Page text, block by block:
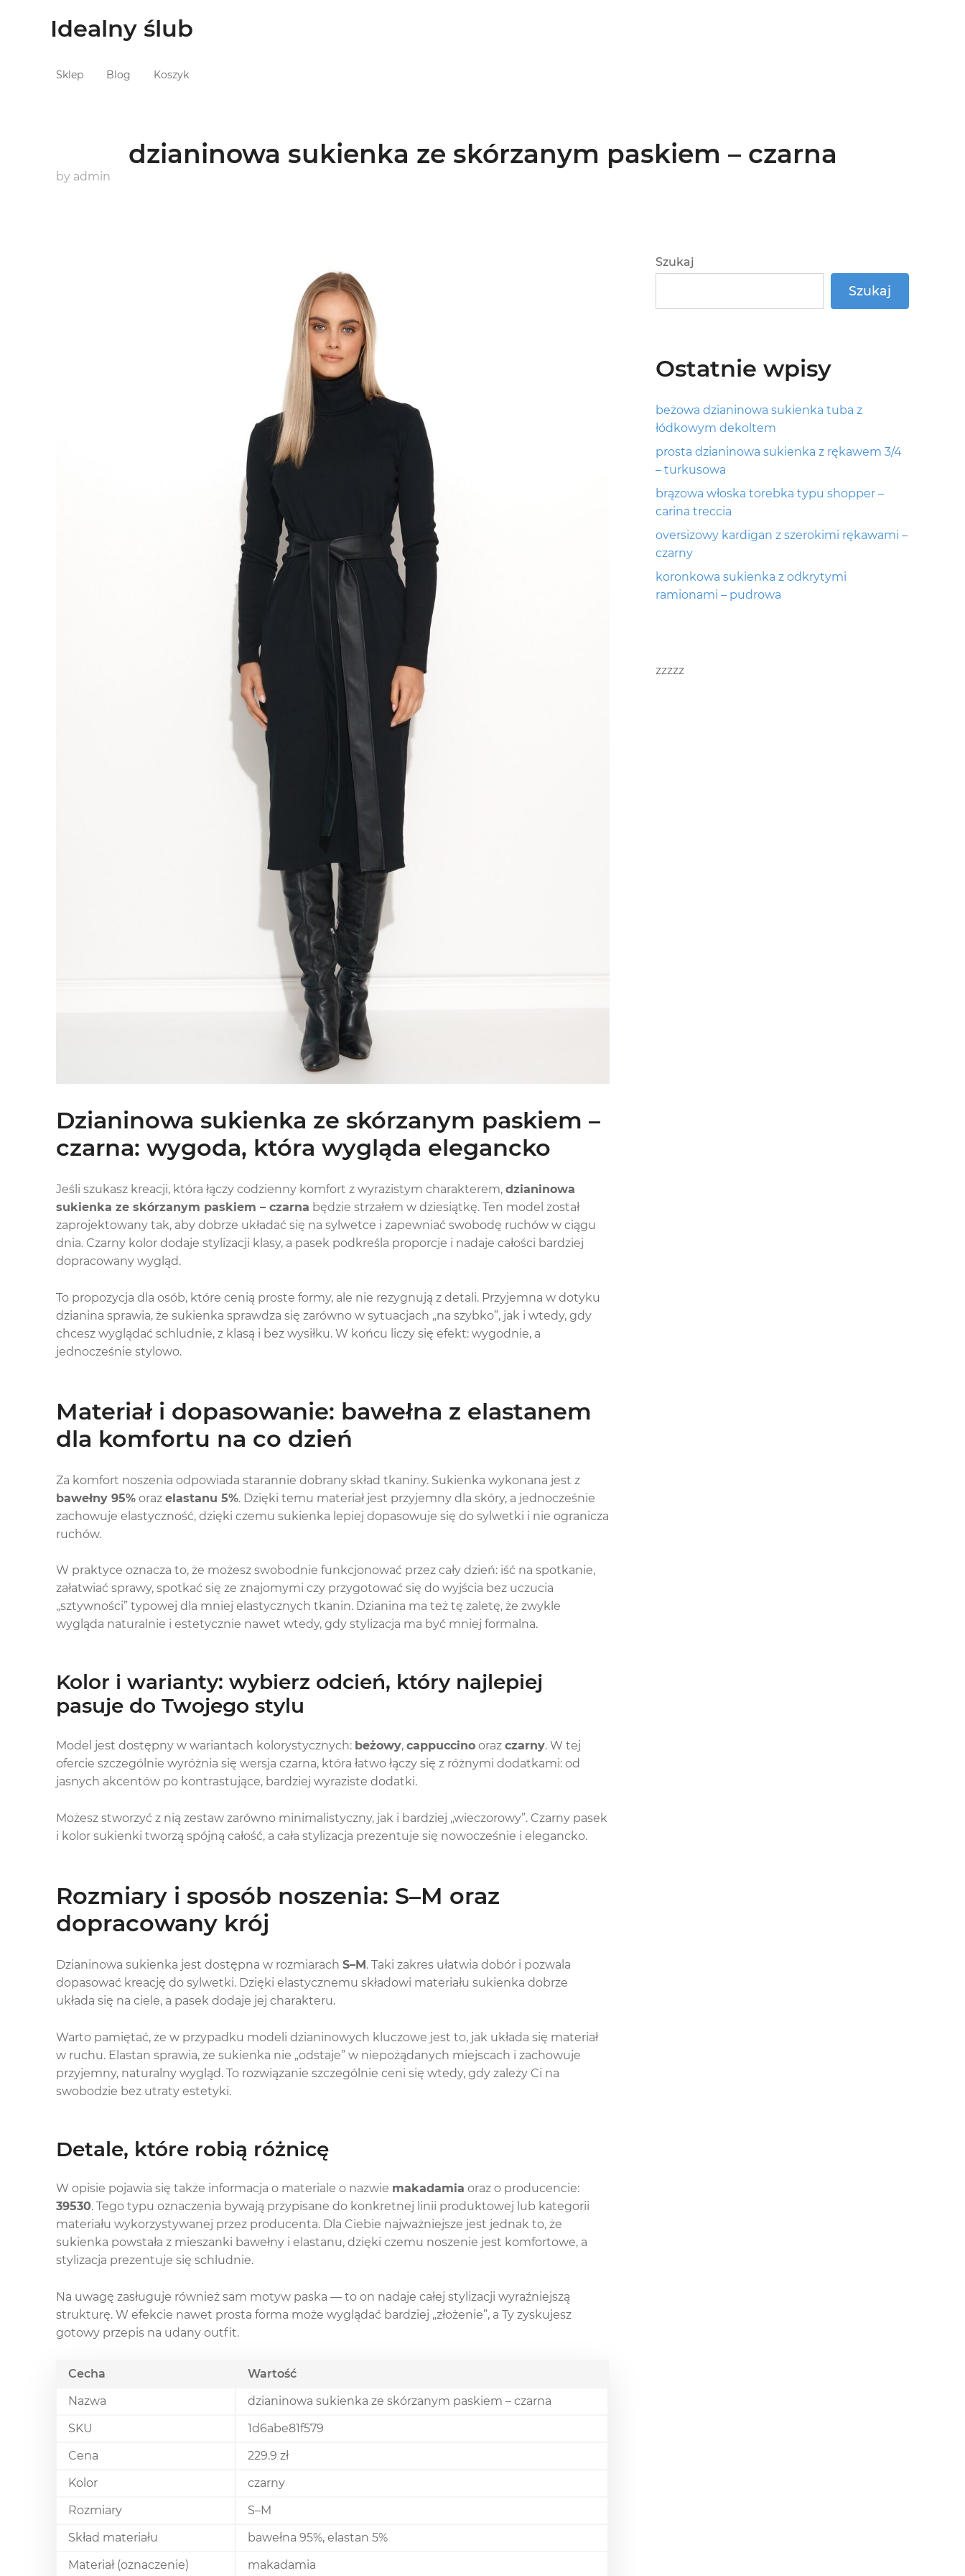
Idealny ślub
Sklep Blog Koszyk
dzianinowa sukienka ze skórzanym paskiem – czarna
by admin
Dzianinowa sukienka ze skórzanym paskiem –
czarna: wygoda, która wygląda elegancko
Jeśli szukasz kreacji, która łączy codzienny komfort z wyrazistym charakterem, dzianinowa
sukienka ze skórzanym paskiem – czarna będzie strzałem w dziesiątkę. Ten model został
zaprojektowany tak, aby dobrze układać się na sylwetce i zapewniać swobodę ruchów w ciągu
dnia. Czarny kolor dodaje stylizacji klasy, a pasek podkreśla proporcje i nadaje całości bardziej
dopracowany wygląd.
To propozycja dla osób, które cenią proste formy, ale nie rezygnują z detali. Przyjemna w dotyku
dzianina sprawia, że sukienka sprawdza się zarówno w sytuacjach „na szybko”, jak i wtedy, gdy
chcesz wyglądać schludnie, z klasą i bez wysiłku. W końcu liczy się efekt: wygodnie, a
jednocześnie stylowo.
Materiał i dopasowanie: bawełna z elastanem
dla komfortu na co dzień
Za komfort noszenia odpowiada starannie dobrany skład tkaniny. Sukienka wykonana jest z
bawełny 95% oraz elastanu 5%. Dzięki temu materiał jest przyjemny dla skóry, a jednocześnie
zachowuje elastyczność, dzięki czemu sukienka lepiej dopasowuje się do sylwetki i nie ogranicza
ruchów.
W praktyce oznacza to, że możesz swobodnie funkcjonować przez cały dzień: iść na spotkanie,
załatwiać sprawy, spotkać się ze znajomymi czy przygotować się do wyjścia bez uczucia
„sztywności” typowej dla mniej elastycznych tkanin. Dzianina ma też tę zaletę, że zwykle
wygląda naturalnie i estetycznie nawet wtedy, gdy stylizacja ma być mniej formalna.
Kolor i warianty: wybierz odcień, który najlepiej
pasuje do Twojego stylu
Model jest dostępny w wariantach kolorystycznych: beżowy, cappuccino oraz czarny. W tej
ofercie szczególnie wyróżnia się wersja czarna, która łatwo łączy się z różnymi dodatkami: od
jasnych akcentów po kontrastujące, bardziej wyraziste dodatki.
Możesz stworzyć z nią zestaw zarówno minimalistyczny, jak i bardziej „wieczorowy”. Czarny pasek
i kolor sukienki tworzą spójną całość, a cała stylizacja prezentuje się nowocześnie i elegancko.
Rozmiary i sposób noszenia: S–M oraz
dopracowany krój
Dzianinowa sukienka jest dostępna w rozmiarach S–M. Taki zakres ułatwia dobór i pozwala
dopasować kreację do sylwetki. Dzięki elastycznemu składowi materiału sukienka dobrze
układa się na ciele, a pasek dodaje jej charakteru.
Warto pamiętać, że w przypadku modeli dzianinowych kluczowe jest to, jak układa się materiał
w ruchu. Elastan sprawia, że sukienka nie „odstaje” w niepożądanych miejscach i zachowuje
przyjemny, naturalny wygląd. To rozwiązanie szczególnie ceni się wtedy, gdy zależy Ci na
swobodzie bez utraty estetyki.
Detale, które robią różnicę
W opisie pojawia się także informacja o materiale o nazwie makadamia oraz o producencie:
39530. Tego typu oznaczenia bywają przypisane do konkretnej linii produktowej lub kategorii
materiału wykorzystywanej przez producenta. Dla Ciebie najważniejsze jest jednak to, że
sukienka powstała z mieszanki bawełny i elastanu, dzięki czemu noszenie jest komfortowe, a
stylizacja prezentuje się schludnie.
Na uwagę zasługuje również sam motyw paska — to on nadaje całej stylizacji wyraźniejszą
strukturę. W efekcie nawet prosta forma może wyglądać bardziej „złożenie”, a Ty zyskujesz
gotowy przepis na udany outfit.
Cecha
Wartość
Nazwa
dzianinowa sukienka ze skórzanym paskiem – czarna
SKU
1d6abe81f579
Cena
229.9 zł
Kolor
czarny
Rozmiary
S–M
Skład materiału
bawełna 95%, elastan 5%
Materiał (oznaczenie)
makadamia
Szukaj
Szukaj
Ostatnie wpisy
beżowa dzianinowa sukienka tuba z
łódkowym dekoltem
prosta dzianinowa sukienka z rękawem 3/4
– turkusowa
brązowa włoska torebka typu shopper –
carina treccia
oversizowy kardigan z szerokimi rękawami –
czarny
koronkowa sukienka z odkrytymi
ramionami – pudrowa
zzzzz